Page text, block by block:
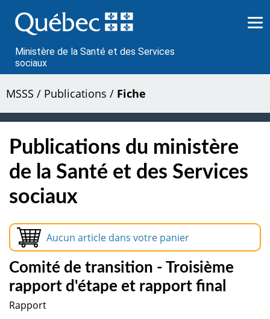
au
contenu
Ministère de la Santé et des Services
sociaux
MSSS / Publications / Fiche
Publications du ministère
de la Santé et des Services
sociaux
Aucun article dans votre panier
Comité de transition - Troisième
rapport d'étape et rapport final
Rapport